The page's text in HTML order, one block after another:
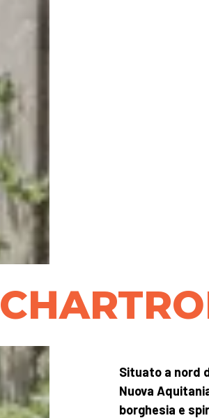
Situato a nord
Nuova
borghesia e